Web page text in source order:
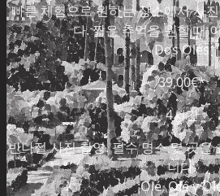
빠른 체험으로 원하는 장소에서 사
다. 짧은 추억을 원할 때
Dos Olés
39,00€*
4시간
반나절 사진 촬영. 필수 명소 몇 곳을
니다.
¡Olé, Olé y